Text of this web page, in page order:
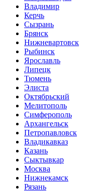
Владимир
Керчь
Сызрань
Брянск
Нижневартовск
Рыбинск
Ярославль
Липецк
Тюмень
Элиста
Октябрьский
Мелитополь
Симферополь
Архангельск
Петропавловск
Владикавказ
Казань
Сыктывкар
Москва
Нижнекамск
Рязань